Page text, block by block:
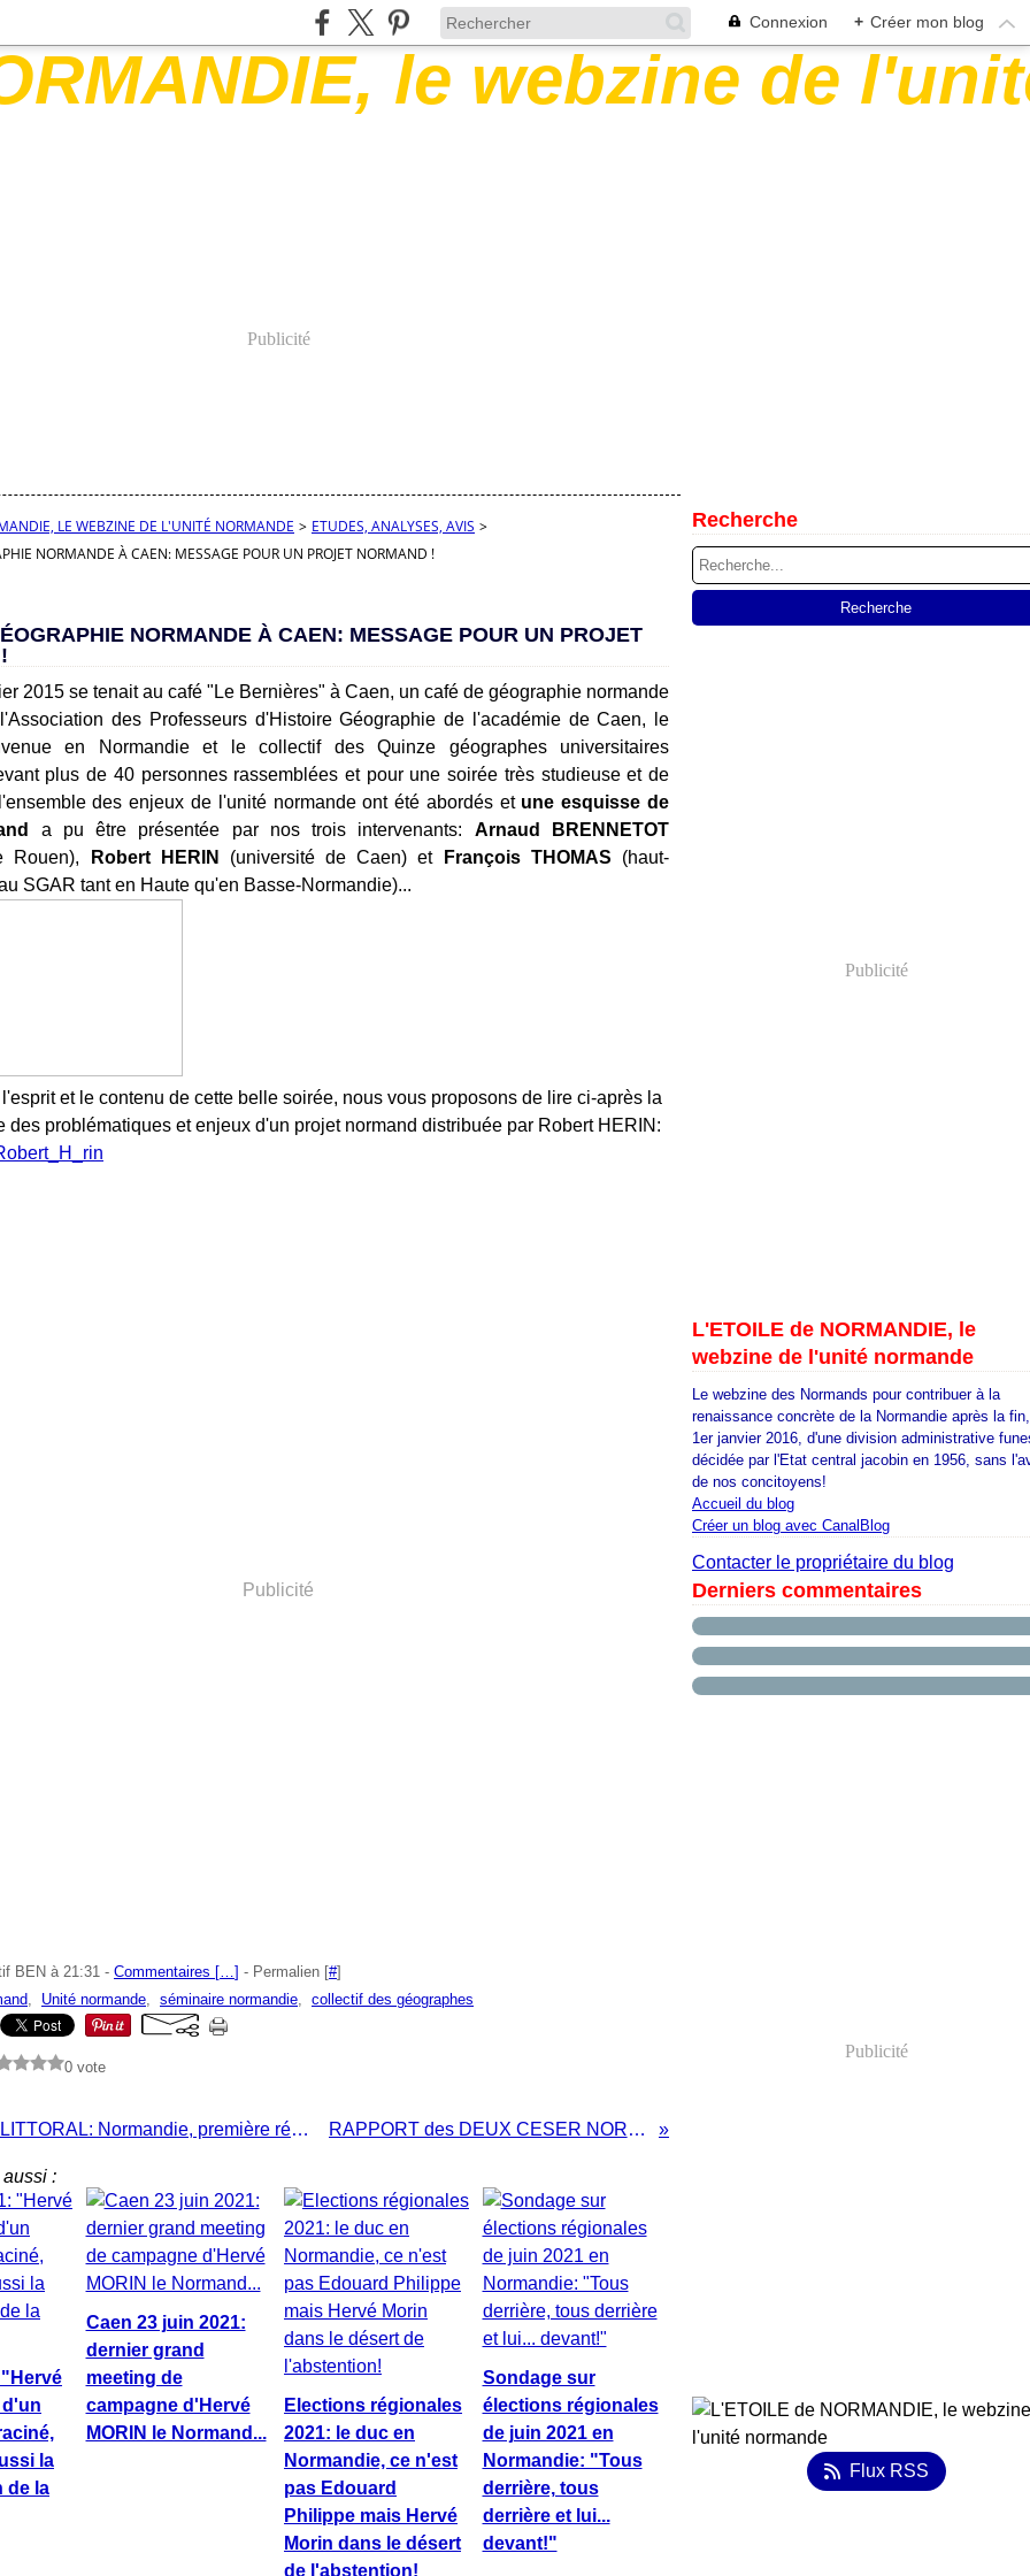
Connexion + Créer mon blog
Publicité
LE WEBZINE DE L'UNITÉ NORMANDE > ETUDES, ANALYSES, AVIS >
NORMANDE À CAEN: MESSAGE POUR UN PROJET NORMAND !
NORMANDE À CAEN: MESSAGE POUR UN PROJET
2015 se tenait au café "Le Bernières" à Caen, un café de géographie normande
des Professeurs d'Histoire Géographie de l'académie de Caen, le
en Normandie et le collectif des Quinze géographes universitaires
plus de 40 personnes rassemblées et pour une soirée très studieuse et de
des enjeux de l'unité normande ont été abordés et une esquisse de
a pu être présentée par nos trois intervenants: Arnaud BRENNETOT
Rouen),
Robert HERIN (université de Caen) et François THOMAS (haut-
SGAR tant en Haute qu'en Basse-Normandie)...
et le contenu de cette belle soirée, nous vous proposons de lire ci-après la
des problématiques et enjeux d'un projet normand distribuée par Robert HERIN:
Publicité
BEN à 21:31 - Commentaires […] - Permalien [#]
, Unité normande, séminaire normandie, collectif des géographes
0 vote
638 KM de LITTORAL: Normandie, première région française pour l'économie maritime. MAIS... RAPPORT des DEUX CESER NORMANDS pour préparer l'unité normande
aussi :
d'un
la
de la
Caen 23 juin 2021:
dernier grand
meeting de
campagne d'Hervé
MORIN le Normand...
Elections régionales
2021: le duc en
Normandie, ce n'est
pas Edouard
Philippe mais Hervé
Morin dans le désert
de l'abstention!
Sondage sur
élections régionales
de juin 2021 en
Normandie: "Tous
derrière, tous
derrière et lui...
devant!"
Recherche
Publicité
L'ETOILE de NORMANDIE, le
webzine de l'unité normande
Le webzine des Normands pour contribuer à la
renaissance concrète de la Normandie après la
1er janvier 2016, d'une division administrative
décidée par l'Etat central jacobin en 1956, sans
de nos concitoyens!
Accueil du blog
Créer un blog avec CanalBlog
Contacter le propriétaire du blog
Derniers commentaires
Publicité
Flux RSS